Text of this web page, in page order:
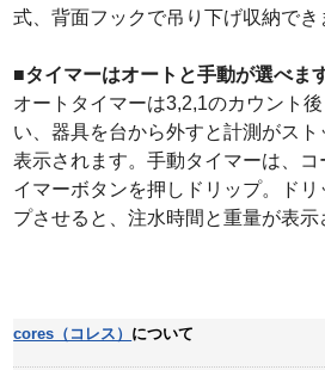
式、背面フックで吊り下げ収納でき
■タイマーはオートと手動が選べま
オートタイマーは3,2,1のカウント
い、器具を台から外すと計測がス
表示されます。手動タイマーは、
イマーボタンを押しドリップ。ド
プさせると、注水時間と重量が表示
cores（コレス） について